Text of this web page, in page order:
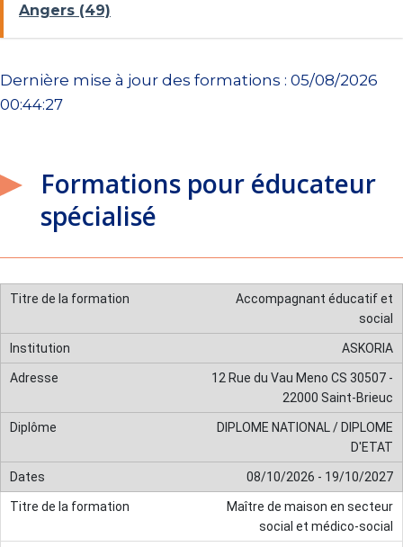
Angers (49)
Dernière mise à jour des formations : 05/08/2026
00:44:27
Formations pour éducateur
spécialisé
Accompagnant éducatif et
social
ASKORIA
12 Rue du Vau Meno CS 30507 -
22000 Saint-Brieuc
DIPLOME NATIONAL / DIPLOME
D'ETAT
08/10/2026 - 19/10/2027
Maître de maison en secteur
social et médico-social